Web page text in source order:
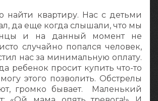
найти квартиру. Нас с детьми
да еще когда слышали, что мы
и на данный момент не
случайно попался человек,
нас за минимальную оплату.
ребенок просит купить что-то
этого позволить. Обстрелы
громко бывает. Маленький